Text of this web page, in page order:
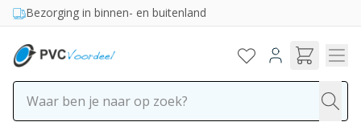
Ga naar de inhoud
Bezorging in binnen- en buitenland